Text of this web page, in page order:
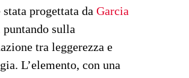
progettata da Garcia
puntando sulla
tra leggerezza e
L’elemento, con una